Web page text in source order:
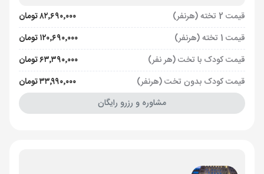
قیمت 2 تخته (هرنفر)
۸۲٬۶۹۰٬۰۰۰ تومان
قیمت 1 تخته (هرنفر)
۱۲۰٬۶۹۰٬۰۰۰ تومان
قیمت کودک با تخت (هر نفر)
۶۳٬۳۹۰٬۰۰۰ تومان
قیمت کودک بدون تخت (هرنفر)
۳۳٬۹۹۰٬۰۰۰ تومان
مشاوره و رزرو رایگان